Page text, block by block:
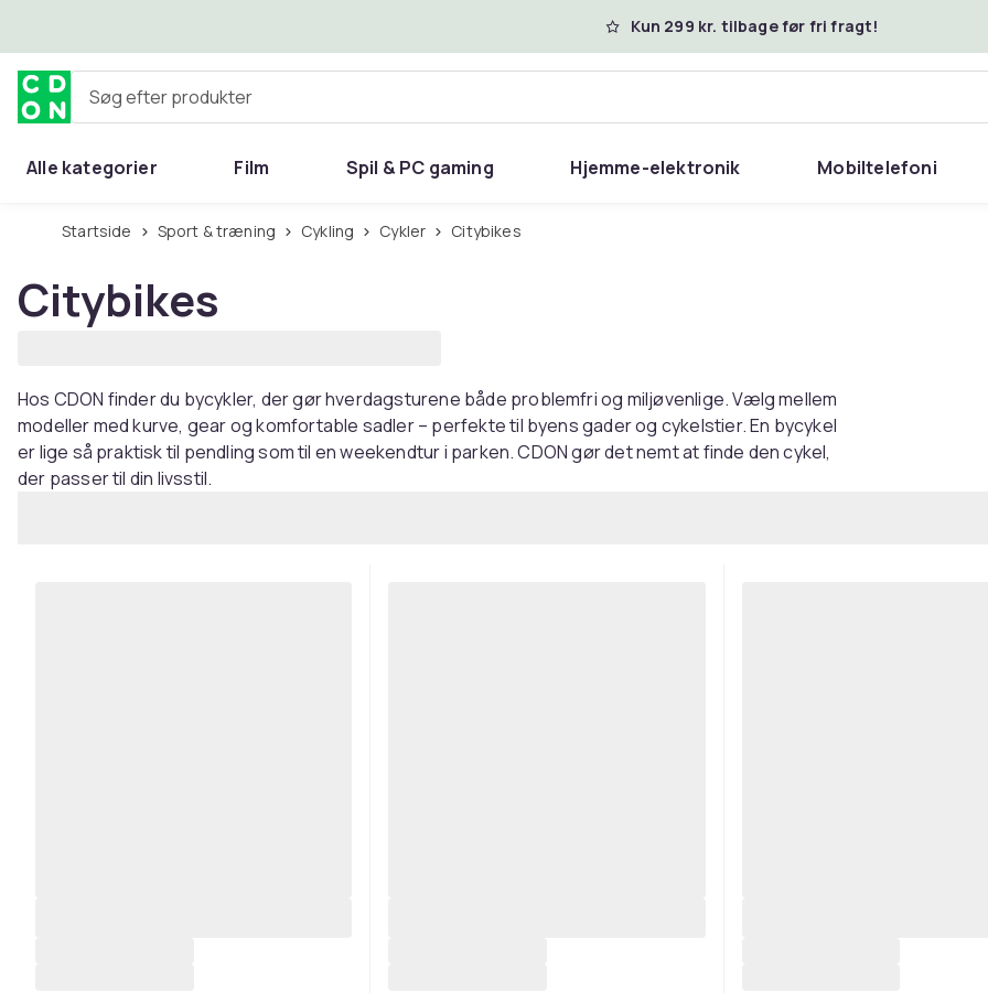
Kun 299 kr. tilbage før fri fragt!
Søg efter produkter
Alle kategorier Film Spil & PC gaming Hjemme-elektronik Mobiltelefoni
Hjem & have
Startside Sport & træning Cykling Cykler Citybikes
Citybikes
Hos CDON finder du bycykler, der gør hverdagsturene både problemfri og miljøvenlige. Vælg mellem
modeller med kurve, gear og komfortable sadler – perfekte til byens gader og cykelstier. En bycykel
er lige så praktisk til pendling som til en weekendtur i parken. CDON gør det nemt at finde den cykel,
der passer til din livsstil.